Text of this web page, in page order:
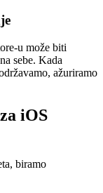
u može biti
sebe. Kada
ažuriramo
iOS
biramo